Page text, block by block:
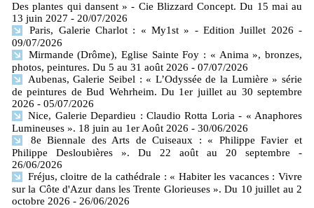
Des plantes qui dansent » - Cie Blizzard Concept. Du 15 mai au
13 juin 2027 - 20/07/2026
Paris, Galerie Charlot : « My1st » - Edition Juillet 2026 -
09/07/2026
Mirmande (Drôme), Eglise Sainte Foy : « Anima », bronzes,
photos, peintures. Du 5 au 31 août 2026 - 07/07/2026
Aubenas, Galerie Seibel : « L’Odyssée de la Lumière » série
de peintures de Bud Wehrheim. Du 1er juillet au 30 septembre
2026 - 05/07/2026
Nice, Galerie Depardieu : Claudio Rotta Loria - « Anaphores
Lumineuses ». 18 juin au 1er Août 2026 - 30/06/2026
8e Biennale des Arts de Cuiseaux : « Philippe Favier et
Philippe Desloubières ». Du 22 août au 20 septembre
-
26/06/2026
Fréjus, cloitre de la cathédrale : « Habiter les vacances : Vivre
sur la Côte d'Azur dans les Trente Glorieuses ». Du 10 juillet au 2
octobre 2026 - 26/06/2026